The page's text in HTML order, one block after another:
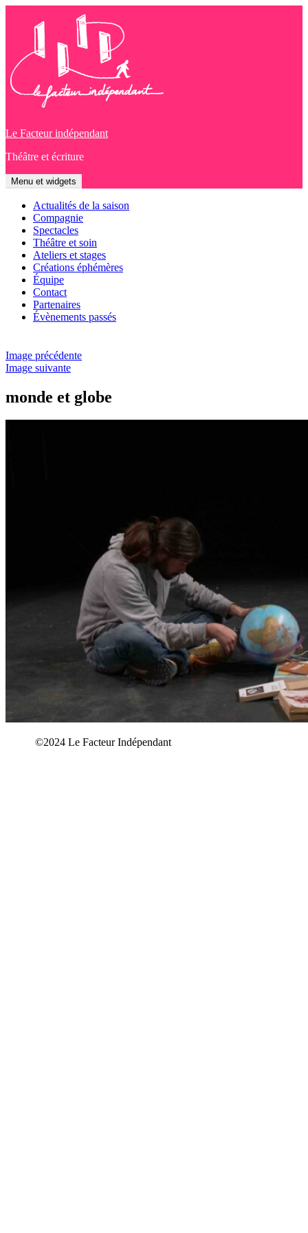
contenu
Le Facteur indépendant
Théâtre et écriture
Menu et widgets
Actualités de la saison
Compagnie
Spectacles
Théâtre et soin
Ateliers et stages
Créations éphémères
Équipe
Contact
Partenaires
Évènements passés
Image précédente
Image suivante
monde et globe
©2024 Le Facteur Indépendant